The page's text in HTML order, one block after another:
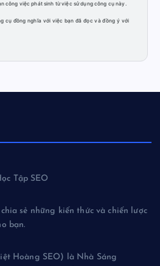
công việc phát sinh từ việc sử dụng công cụ này.
cụ đồng nghĩa với việc bạn đã đọc và đồng ý với
Tập SEO
sẻ những kiến thức và chiến lược
bạn.
Hoàng SEO) là Nhà Sáng